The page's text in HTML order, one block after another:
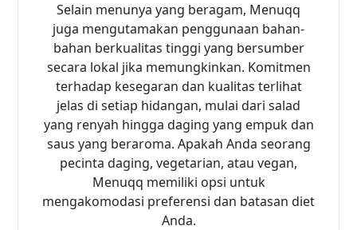
Selain menunya yang beragam, Menuqq
juga mengutamakan penggunaan bahan-
bahan berkualitas tinggi yang bersumber
secara lokal jika memungkinkan. Komitmen
terhadap kesegaran dan kualitas terlihat
jelas di setiap hidangan, mulai dari salad
yang renyah hingga daging yang empuk dan
saus yang beraroma. Apakah Anda seorang
pecinta daging, vegetarian, atau vegan,
Menuqq memiliki opsi untuk
mengakomodasi preferensi dan batasan diet
Anda.